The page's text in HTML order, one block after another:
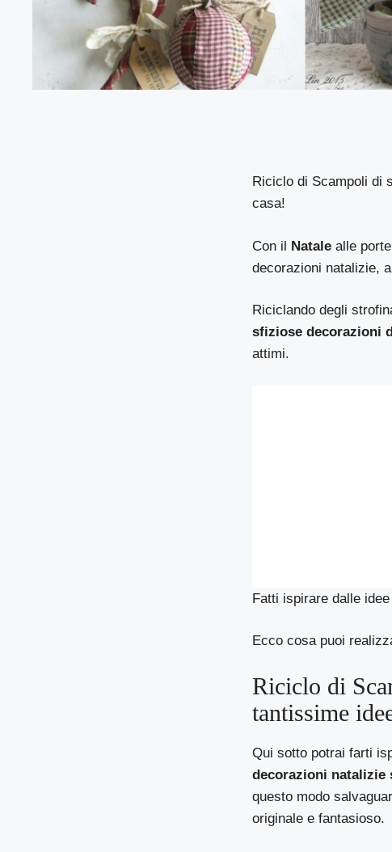
Riciclo di Scampoli di
casa!
Con il Natale alle
decorazioni natalizie,
Riciclando degli
sfiziose decorazioni
attimi.
Fatti ispirare dalle
Ecco cosa puoi
Riciclo di
tantissime
Qui sotto potrai farti
decorazioni
questo modo
originale e fantasioso.